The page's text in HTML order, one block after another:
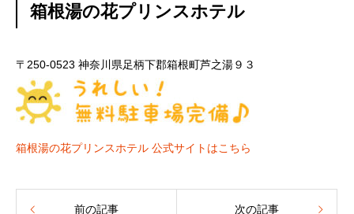
箱根湯の花プリンスホテル
〒250-0523 神奈川県足柄下郡箱根町芦之湯９３
箱根湯の花プリンスホテル 公式サイトはこちら
前の記事 次の記事